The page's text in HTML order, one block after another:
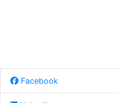
Facebook